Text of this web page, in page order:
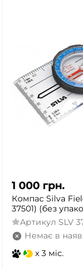
1 000 грн.
Компас Silva
37501) (без
Артикул SLV
Немає в
x 3 міс.